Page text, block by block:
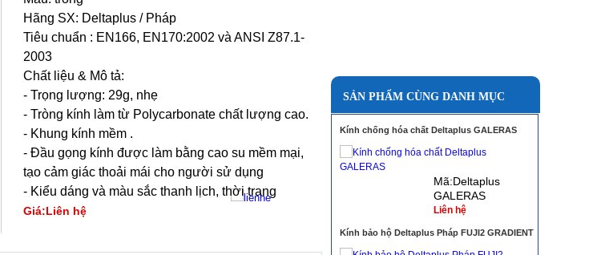
Hãng SX: Deltaplus / Pháp
Tiêu chuẩn : EN166, EN170:2002 và ANSI Z87.1-
2003
Chất liệu & Mô tả:
- Trọng lượng: 29g, nhẹ
- Tròng kính làm từ Polycarbonate chất lượng cao.
- Khung kính mềm .
- Đầu gọng kính được làm bằng cao su mềm mại,
tạo cảm giác thoải mái cho người sử dụng
- Kiểu dáng và màu sắc thanh lịch, thời trang
Giá:Liên hệ
SẢN PHẨM CÙNG DANH MỤC
Kính chống hóa chất Deltaplus GALERAS
Mã:Deltaplus
GALERAS
Liên hệ
Kính bảo hộ Deltaplus Pháp FUJI2 GRADIENT